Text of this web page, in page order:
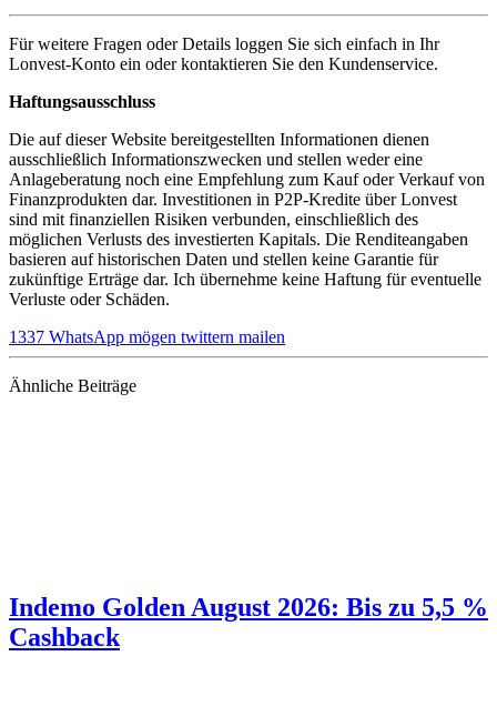
Für weitere Fragen oder Details loggen Sie sich einfach in Ihr
Lonvest-Konto ein oder kontaktieren Sie den Kundenservice.
Haftungsausschluss
Die auf dieser Website bereitgestellten Informationen dienen
ausschließlich Informationszwecken und stellen weder eine
Anlageberatung noch eine Empfehlung zum Kauf oder Verkauf von
Finanzprodukten dar. Investitionen in P2P-Kredite über Lonvest
sind mit finanziellen Risiken verbunden, einschließlich des
möglichen Verlusts des investierten Kapitals. Die Renditeangaben
basieren auf historischen Daten und stellen keine Garantie für
zukünftige Erträge dar. Ich übernehme keine Haftung für eventuelle
Verluste oder Schäden.
1337 WhatsApp mögen twittern mailen
Ähnliche Beiträge
Indemo Golden August 2026: Bis zu 5,5 %
Cashback